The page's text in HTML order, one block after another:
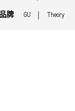
牌 GU Theory